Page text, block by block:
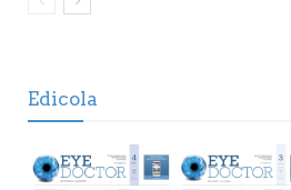
Edicola